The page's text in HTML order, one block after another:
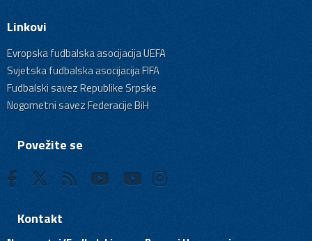
Linkovi
Evropska fudbalska asocijacija UEFA
Svjetska fudbalska asocijacija FIFA
Fudbalski savez Republike Srpske
Nogometni savez Federacije BiH
Povežite se
Kontakt